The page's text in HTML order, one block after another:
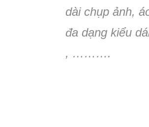
dài chụp ảnh,
đa dạng kiểu
, ……….